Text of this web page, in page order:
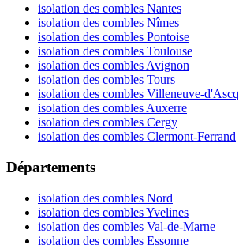
isolation des combles Nantes
isolation des combles Nîmes
isolation des combles Pontoise
isolation des combles Toulouse
isolation des combles Avignon
isolation des combles Tours
isolation des combles Villeneuve-d'Ascq
isolation des combles Auxerre
isolation des combles Cergy
isolation des combles Clermont-Ferrand
Départements
isolation des combles Nord
isolation des combles Yvelines
isolation des combles Val-de-Marne
isolation des combles Essonne